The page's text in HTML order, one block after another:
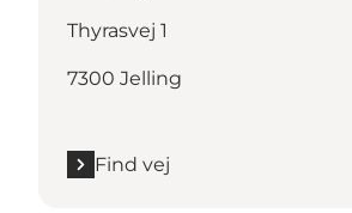
Thyrasvej 1
7300 Jelling
Find vej